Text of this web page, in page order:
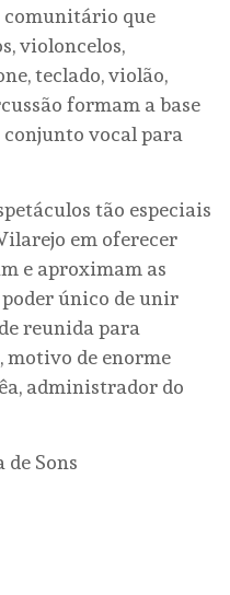
comunitário que
violoncelos,
teclado, violão,
formam a base
vocal para
tão especiais
em oferecer
e aproximam as
poder único de unir
reunida para
motivo de enorme
administrador do
Sons